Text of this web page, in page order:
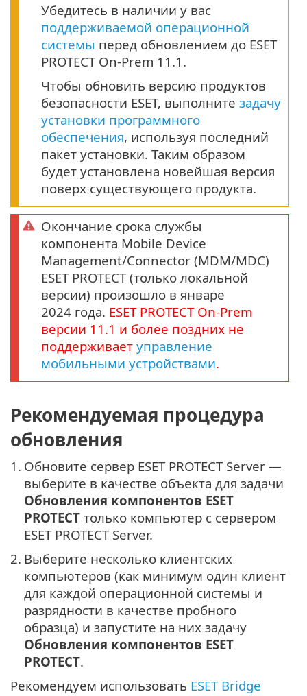
Убедитесь в наличии у вас
поддерживаемой операционной
системы перед обновлением до ESET
PROTECT On-Prem 11.1.
Чтобы обновить версию продуктов
безопасности ESET, выполните задачу
установки программного
обеспечения, используя последний
пакет установки. Таким образом
будет установлена новейшая версия
поверх существующего продукта.
Окончание срока службы
компонента Mobile Device
Management/Connector (MDM/MDC)
ESET PROTECT (только локальной
версии) произошло в январе
2024 года. ESET PROTECT On-Prem
версии 11.1 и более поздних не
поддерживает управление
мобильными устройствами.
Рекомендуемая процедура
обновления
1. Обновите сервер ESET PROTECT Server —
выберите в качестве объекта для задачи
Обновления компонентов ESET
PROTECT только компьютер с сервером
ESET PROTECT Server.
2. Выберите несколько клиентских
компьютеров (как минимум один клиент
для каждой операционной системы и
разрядности в качестве пробного
образца) и запустите на них задачу
Обновления компонентов ESET
PROTECT.
Рекомендуем использовать ESET Bridge